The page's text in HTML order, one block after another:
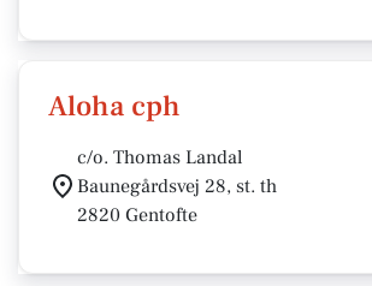
Aloha cph
c/o. Thomas Landal
Baunegårdsvej 28, st. th
2820 Gentofte